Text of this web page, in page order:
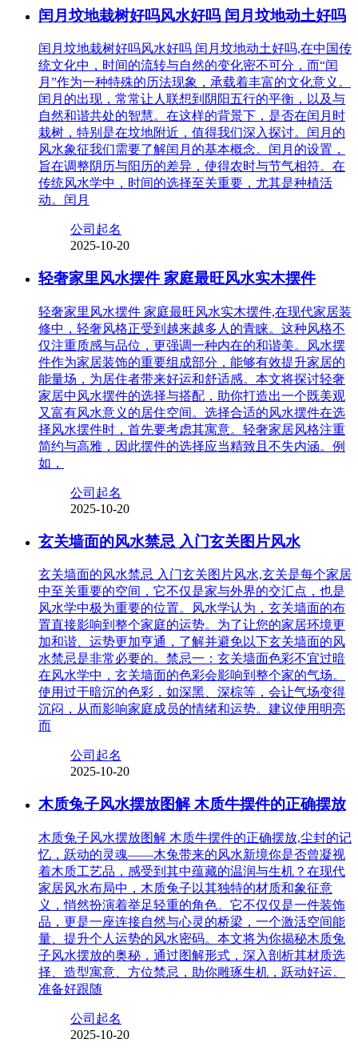
闰月坟地栽树好吗风水好吗 闰月坟地动土好吗
闰月坟地栽树好吗风水好吗 闰月坟地动土好吗,在中国传
统文化中，时间的流转与自然的变化密不可分，而“闰
月”作为一种特殊的历法现象，承载着丰富的文化意义。
闰月的出现，常常让人联想到阴阳五行的平衡，以及与
自然和谐共处的智慧。在这样的背景下，是否在闰月时
栽树，特别是在坟地附近，值得我们深入探讨。闰月的
风水象征我们需要了解闰月的基本概念。闰月的设置，
旨在调整阴历与阳历的差异，使得农时与节气相符。在
传统风水学中，时间的选择至关重要，尤其是种植活
动。闰月
公司起名
2025-10-20
轻奢家里风水摆件 家庭最旺风水实木摆件
轻奢家里风水摆件 家庭最旺风水实木摆件,在现代家居装
修中，轻奢风格正受到越来越多人的青睐。这种风格不
仅注重质感与品位，更强调一种内在的和谐美。风水摆
件作为家居装饰的重要组成部分，能够有效提升家居的
能量场，为居住者带来好运和舒适感。本文将探讨轻奢
家居中风水摆件的选择与搭配，助你打造出一个既美观
又富有风水意义的居住空间。选择合适的风水摆件在选
择风水摆件时，首先要考虑其寓意。轻奢家居风格注重
简约与高雅，因此摆件的选择应当精致且不失内涵。例
如，
公司起名
2025-10-20
玄关墙面的风水禁忌 入门玄关图片风水
玄关墙面的风水禁忌 入门玄关图片风水,玄关是每个家居
中至关重要的空间，它不仅是家与外界的交汇点，也是
风水学中极为重要的位置。风水学认为，玄关墙面的布
置直接影响到整个家庭的运势。为了让您的家居环境更
加和谐、运势更加亨通，了解并避免以下玄关墙面的风
水禁忌是非常必要的。禁忌一：玄关墙面色彩不宜过暗
在风水学中，玄关墙面的色彩会影响到整个家的气场。
使用过于暗沉的色彩，如深黑、深棕等，会让气场变得
沉闷，从而影响家庭成员的情绪和运势。建议使用明亮
而
公司起名
2025-10-20
木质兔子风水摆放图解 木质牛摆件的正确摆放
木质兔子风水摆放图解 木质牛摆件的正确摆放,尘封的记
忆，跃动的灵魂——木兔带来的风水新境你是否曾凝视
着木质工艺品，感受到其中蕴藏的温润与生机？在现代
家居风水布局中，木质兔子以其独特的材质和象征意
义，悄然扮演着举足轻重的角色。它不仅仅是一件装饰
品，更是一座连接自然与心灵的桥梁，一个激活空间能
量、提升个人运势的风水密码。本文将为你揭秘木质兔
子风水摆放的奥秘，通过图解形式，深入剖析其材质选
择、造型寓意、方位禁忌，助你雕琢生机，跃动好运。
准备好跟随
公司起名
2025-10-20